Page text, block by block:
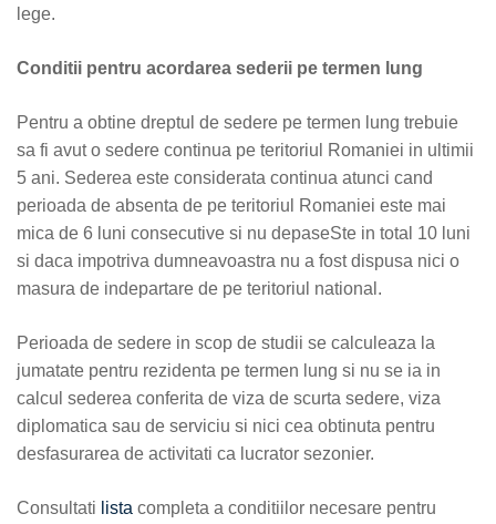
lege.
Conditii pentru acordarea sederii pe termen lung
Pentru a obtine dreptul de sedere pe termen lung trebuie
sa fi avut o sedere continua pe teritoriul Romaniei in ultimii
5 ani. Sederea este considerata continua atunci cand
perioada de absenta de pe teritoriul Romaniei este mai
mica de 6 luni consecutive si nu depaseSte in total 10 luni
si daca impotriva dumneavoastra nu a fost dispusa nici o
masura de indepartare de pe teritoriul national.
Perioada de sedere in scop de studii se calculeaza la
jumatate pentru rezidenta pe termen lung si nu se ia in
calcul sederea conferita de viza de scurta sedere, viza
diplomatica sau de serviciu si nici cea obtinuta pentru
desfasurarea de activitati ca lucrator sezonier.
Consultati lista completa a conditiilor necesare pentru